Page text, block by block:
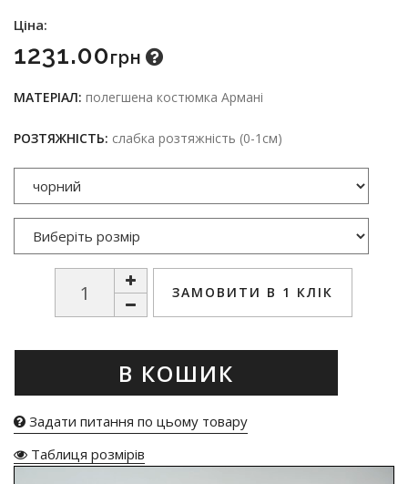
Ціна:
1231.00Грн
МАТЕРІАЛ: полегшена костюмка Армані
РОЗТЯЖНІСТЬ: слабка розтяжність (0-1см)
ЗАМОВИТИ В 1 КЛІК
В КОШИК
Задати питання по цьому товару
Таблиця розмірів